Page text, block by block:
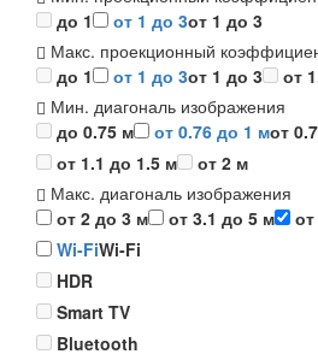
до 1
от 1 до 3от 1 до 3
Макс. проекционный
до 1
от 1 до 3от 1 до 3
от
Мин. диагональ изображения
до 0.75 м
от 0.76 до 1 мот
от 1.1 до 1.5 м
от 2 м
Макс. диагональ изображения
от 2 до 3 м
от 3.1 до 5 м
Wi-FiWi-Fi
HDR
Smart TV
Bluetooth